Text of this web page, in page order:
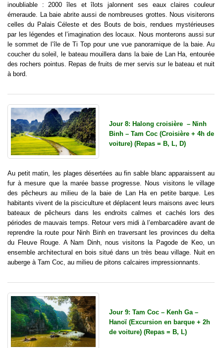
inoubliable : 2000 îles et îlots jalonnent ses eaux claires couleur
émeraude. La baie abrite aussi de nombreuses grottes. Nous visiterons
celles du Palais Céleste et des Bouts de bois, rendues mystérieuses
par les légendes et l’imagination des locaux. Nous monterons aussi sur
le sommet de l’île de Ti Top pour une vue panoramique de la baie. Au
coucher du soleil, le bateau mouillera dans la baie de Lan Ha, entourée
des rochers pointus. Repas de fruits de mer servis sur le bateau et nuit
à bord.
Jour 8: Halong croisière – Ninh
Binh – Tam Coc (Croisière + 4h de
voiture) (Repas = B, L, D)
Au petit matin, les plages désertées au fin sable blanc apparaissent au
fur à mesure que la marée basse progresse. Nous visitons le village
des pêcheurs au milieu de la baie de Lan Ha en petite barque. Les
habitants vivent de la pisciculture et déplacent leurs maisons avec leurs
bateaux de pêcheurs dans les endroits calmes et cachés lors des
périodes de mauvais temps. Retour vers midi à l’embarcadère avant de
reprendre la route pour Ninh Binh en traversant les provinces du delta
du Fleuve Rouge. A Nam Dinh, nous visitons la Pagode de Keo, un
ensemble architectural en bois situé dans un très beau village. Nuit en
auberge à Tam Coc, au milieu de pitons calcaires impressionnants.
Jour 9: Tam Coc – Kenh Ga –
Hanoï (Excursion en barque + 2h
de voiture) (Repas = B, L)